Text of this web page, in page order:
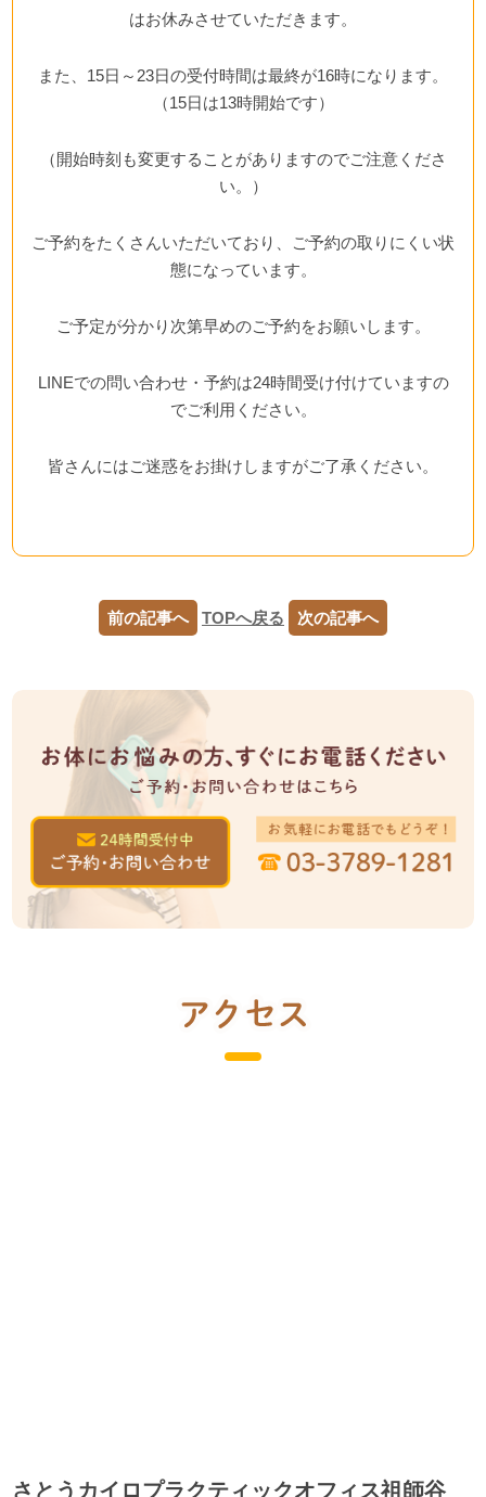
はお休みさせていただきます。
また、15日～23日の受付時間は最終が16時になります。
（15日は13時開始です）
（開始時刻も変更することがありますのでご注意くださ
い。）
ご予約をたくさんいただいており、ご予約の取りにくい状
態になっています。
ご予定が分かり次第早めのご予約をお願いします。
LINEでの問い合わせ・予約は24時間受け付けていますの
でご利用ください。
皆さんにはご迷惑をお掛けしますがご了承ください。
前の記事へ TOPへ戻る 次の記事へ
さとうカイロプラクティックオフィス祖師谷